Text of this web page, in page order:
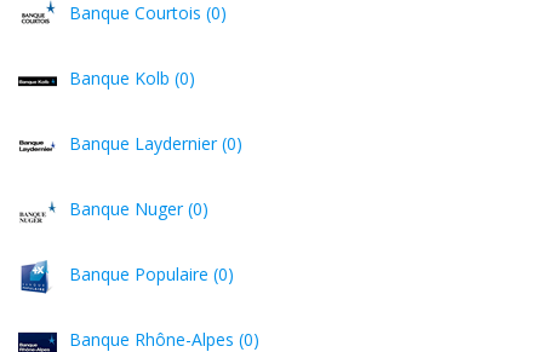
Banque Courtois (0)
Banque Kolb (0)
Banque Laydernier (0)
Banque Nuger (0)
Banque Populaire (0)
Banque Rhône-Alpes (0)